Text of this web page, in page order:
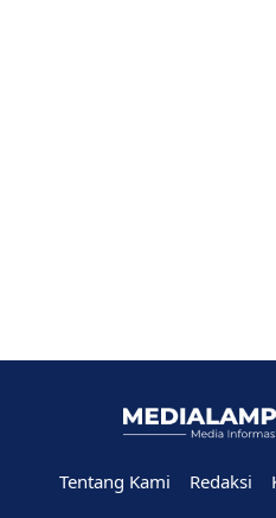
Tentang Kami Redaksi